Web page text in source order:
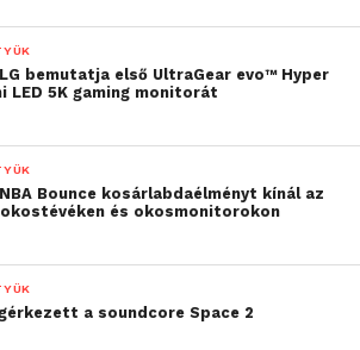
bemutatja első UltraGear evo™ Hyper
LED 5K gaming monitorát
Bounce kosárlabdaélményt kínál az
okostévéken és okosmonitorokon
a soundcore Space 2